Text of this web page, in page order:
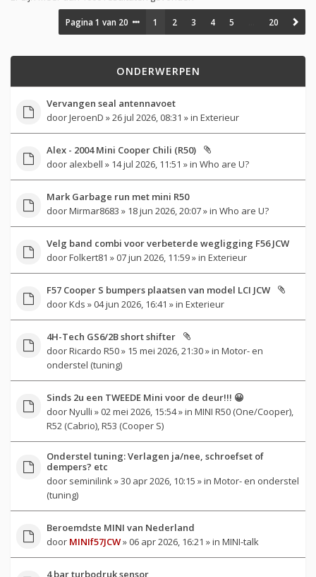
Pagina1 van 20 1 2 3 4 5 20
ONDERWERPEN
Vervangen seal antennavoet
doorJeroenD » 26 jul 2026, 08:31 » in Exterieur
Alex - 2004 Mini Cooper Chili (R50)
door alexbell » 14 jul 2026, 11:51 » in Who are U?
Mark Garbage run met mini R50
doorMirmar8683 » 18 jun 2026, 20:07 » in Who are U?
Velg band combi voor verbeterde wegligging F56 JCW
doorFolkert81 » 07 jun 2026, 11:59 » in Exterieur
F57 Cooper S bumpers plaatsen van model LCI JCW
doorKds » 04 jun 2026, 16:41 » in Exterieur
4H-Tech GS6/2B short shifter
doorRicardo R50» 15 mei 2026, 21:30 » in Motor- en
onderstel (tuning)
Sinds 2u een TWEEDE Mini voor de deur!!! 😀
doorNyulli » 02 mei 2026, 15:54 » in MINI R50 (One/Cooper),
R52 (Cabrio), R53 (Cooper S)
Onderstel tuning: Verlagen ja/nee, schroefset of
dempers? etc
door seminilink » 30 apr 2026, 10:15 » in Motor- en onderstel
(tuning)
Beroemdste MINI van Nederland
door MINIf57JCW» 06 apr 2026, 16:21 » in MINI-talk
4 bar turbodruk sensor